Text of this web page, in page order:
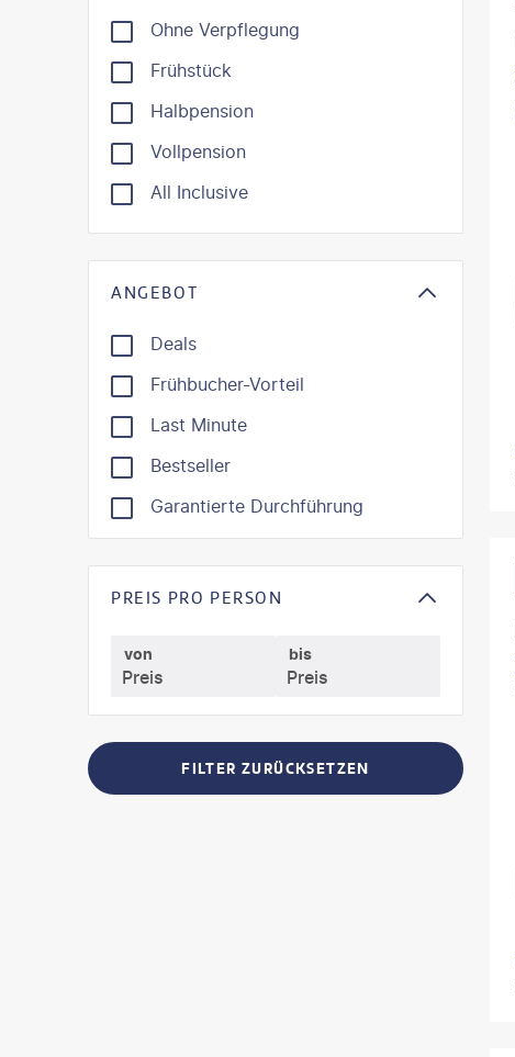
Ohne Verpflegung
Frühstück
Halbpension
Vollpension
All Inclusive
ANGEBOT
Deals
Frühbucher-Vorteil
Last Minute
Bestseller
Garantierte Durchführung
PREIS PRO PERSON
von bis
FILTER ZURÜCKSETZEN